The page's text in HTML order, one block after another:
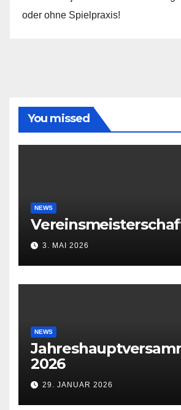
oder ohne Spielpraxis!
You missed
NEWS
3. MAI 2026
NEWS
2026
29. JANUAR 2026